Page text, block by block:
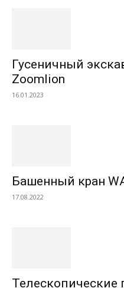
Гусеничный
Zoomlion
16.01.2023
Башенный кран
17.08.2022